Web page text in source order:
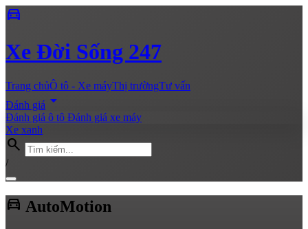
directions_car
Xe Đời Sống 247
Trang chủÔ tô - Xe máyThị trườngTư vấn
Đánh giá arrow_drop_down
Đánh giá ô tô Đánh giá xe máy
Xe xanh
search
/
directions_car AutoMotion